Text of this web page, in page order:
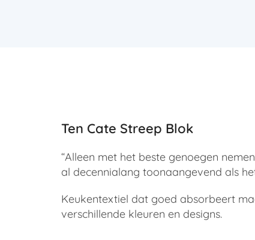
Ten Cate Streep Blok
“Alleen met het beste genoegen
al decennialang toonaangevend als
Keukentextiel dat goed absorbeert
verschillende kleuren en designs.